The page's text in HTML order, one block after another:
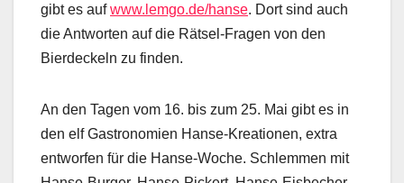
gibt es aufwww.lemgo.de/hanse. Dort sind auch
die Antworten auf die Rätsel-Fragen von den
Bierdeckeln zu finden.
An den Tagen vom 16. bis zum 25. Mai gibt es in
den elf Gastronomien Hanse-Kreationen, extra
entworfen für die Hanse-Woche. Schlemmen mit